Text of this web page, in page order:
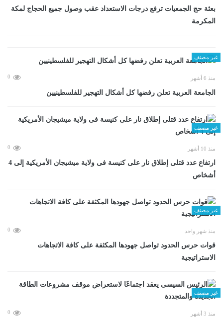
بعثة حج الجمعيات ترفع درجات الاستعداد عقب وصول جميع الحجاج لمكة
المكرمة
غير مصنف
منذ 6 أشهر 0
الجامعة العربية تعلن رفضها كل أشكال التهجير للفلسطينيين
غير مصنف
منذ 10 أشهر 0
ارتفاع عدد قتلى إطلاق نار على كنيسة فى ولاية ميشيجان الأمريكية إلى 4
أشخاص
غير مصنف
منذ شهر واحد 0
قوات حرس الحدود تواصل جهودها المكثفة على كافة الاتجاهات
الاستراتيجية
غير مصنف
منذ 3 أشهر 0